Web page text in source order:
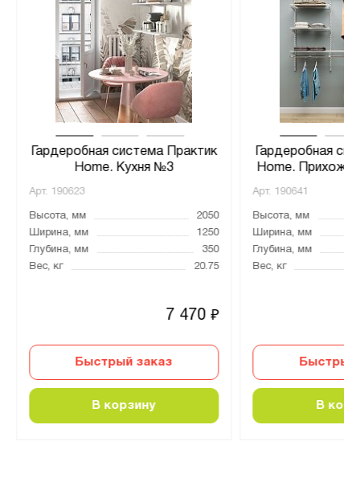
Гардеробная система Практик
Home. Кухня №3
Арт. 190623
Высота, мм
2050
Ширина, мм
1250
Глубина, мм
350
Вес, кг
20.75
7 470₽
Быстрый заказ
В корзину
Гардеробная
Home.
Арт. 190641
Высота, мм
Ширина, мм
Глубина, мм
Вес, кг
Быстрый
В